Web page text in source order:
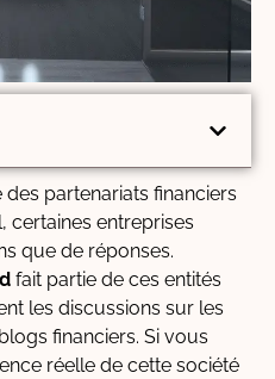
partenariats financiers
certaines entreprises
que de réponses.
fait partie de ces entités
les discussions sur les
financiers. Si vous
réelle de cette société